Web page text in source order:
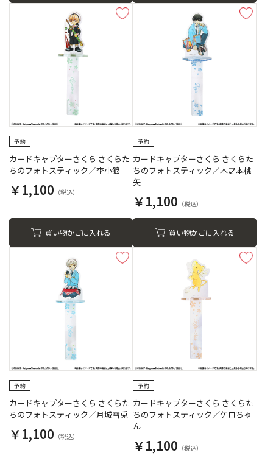
カードキャプターさくら さくらた
ちのフォトスティック／李小狼
￥1,100
買い物かごに入れる
カードキャプターさくら さくらた
ちのフォトスティック／木之本桃
矢
￥1,100
買い物かごに入れる
カードキャプターさくら さくらた
ちのフォトスティック／月城雪兎
￥1,100
カードキャプターさくら さくらた
ちのフォトスティック／ケロちゃ
ん
￥1,100